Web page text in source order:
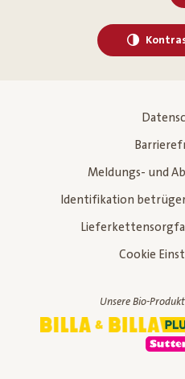
Meldungs- und
Identifikation
Cookie
Unsere Bio-